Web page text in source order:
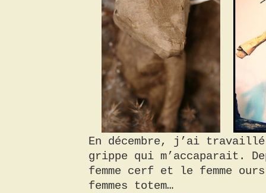
En décembre, j’ai
grippe qui m’accaparait.
femme cerf et le femme
femmes totem…